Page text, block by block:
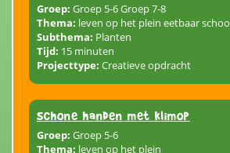
Groep: Groep 5-6 Groep 7-8
Thema: leven op het plein eetbaar
Subthema: Planten
Tijd: 15 minuten
Projecttype: Creatieve opdracht
Schone handen met klimop
Groep: Groep 5-6
Thema: leven op het plein